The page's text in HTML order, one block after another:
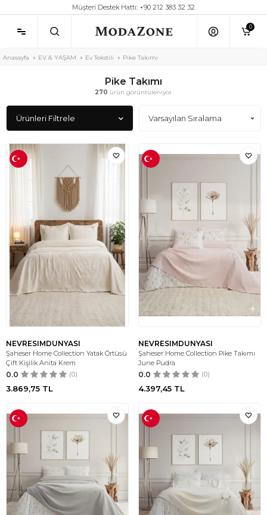
Müşteri Destek Hattı: +90 212 383 32 32
0
Anasayfa EV & YAŞAM Ev Tekstili Pike Takımı
Pike Takımı
270 ürün görüntüleniyor.
Ürünleri Filtrele
NEVRESIMDUNYASI
Şaheser Home Collection Yatak Örtüsü
Çift Kişilik Anita Krem
0.0 (0)
3.869,75 TL
NEVRESIMDUNYASI
Şaheser Home Collection Pike Takımı
June Pudra
0.0 (0)
4.397,45 TL